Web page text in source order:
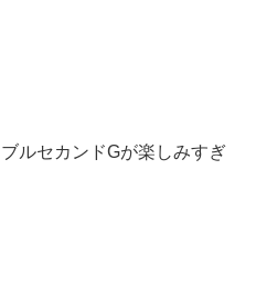
ルセカンドGが楽しみすぎ